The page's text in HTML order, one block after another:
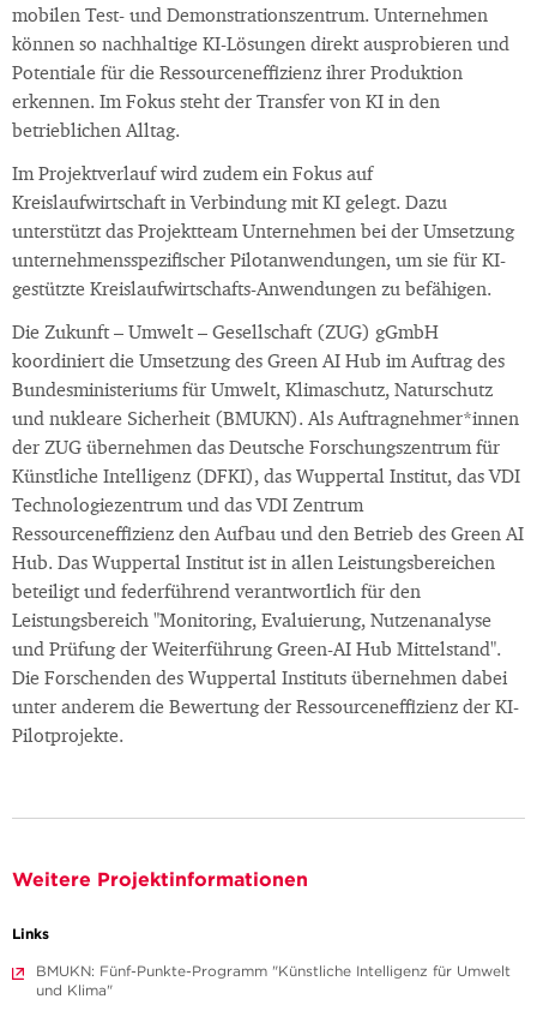
mobilen Test- und Demonstrationszentrum. Unternehmen
können so nachhaltige KI-Lösungen direkt ausprobieren und
Potentiale für die Ressourceneffizienz ihrer Produktion
erkennen. Im Fokus steht der Transfer von KI in den
betrieblichen Alltag.
Im Projektverlauf wird zudem ein Fokus auf
Kreislaufwirtschaft in Verbindung mit KI gelegt. Dazu
unterstützt das Projektteam Unternehmen bei der Umsetzung
unternehmensspezifischer Pilotanwendungen, um sie für KI-
gestützte Kreislaufwirtschafts-Anwendungen zu befähigen.
Die Zukunft – Umwelt – Gesellschaft (ZUG) gGmbH
koordiniert die Umsetzung des Green AI Hub im Auftrag des
Bundesministeriums für Umwelt, Klimaschutz, Naturschutz
und nukleare Sicherheit (BMUKN). Als Auftragnehmer*innen
der ZUG übernehmen das Deutsche Forschungszentrum für
Künstliche Intelligenz (DFKI), das Wuppertal Institut, das VDI
Technologiezentrum und das VDI Zentrum
Ressourceneffizienz den Aufbau und den Betrieb des Green AI
Hub. Das Wuppertal Institut ist in allen Leistungsbereichen
beteiligt und federführend verantwortlich für den
Leistungsbereich "Monitoring, Evaluierung, Nutzenanalyse
und Prüfung der Weiterführung Green-AI Hub Mittelstand".
Die Forschenden des Wuppertal Instituts übernehmen dabei
unter anderem die Bewertung der Ressourceneffizienz der KI-
Pilotprojekte.
Weitere Projektinformationen
Links
BMUKN: Fünf-Punkte-Programm "Künstliche Intelligenz für Umwelt
und Klima"